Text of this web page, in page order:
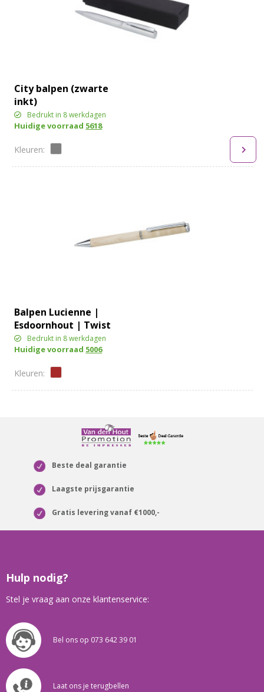
City balpen (zwarte
inkt)
Bedrukt in 8 werkdagen
Huidige voorraad 5618
Balpen Lucienne |
Esdoornhout | Twist
Bedrukt in 8 werkdagen
Huidige voorraad 5006
Beste deal garantie
Laagste prijsgarantie
Gratis levering vanaf €1000,-
Hulp nodig?
Stel je vraag aan onze klantenservice:
Bel ons op 073 642 39 01
Laat ons je terugbellen